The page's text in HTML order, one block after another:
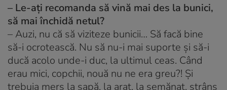
– Le-ați recomanda să vină mai des la bunici,
să mai închidă netul?
– Auzi, nu că să viziteze bunicii… Să facă bine
să-i ocrotească. Nu să nu-i mai suporte și să-i
ducă acolo unde-i duc, la ultimul ceas. Când
erau mici, copchii, nouă nu ne era greu?! Și
trebuia mers la sapă, la arat, la semănat, strâns